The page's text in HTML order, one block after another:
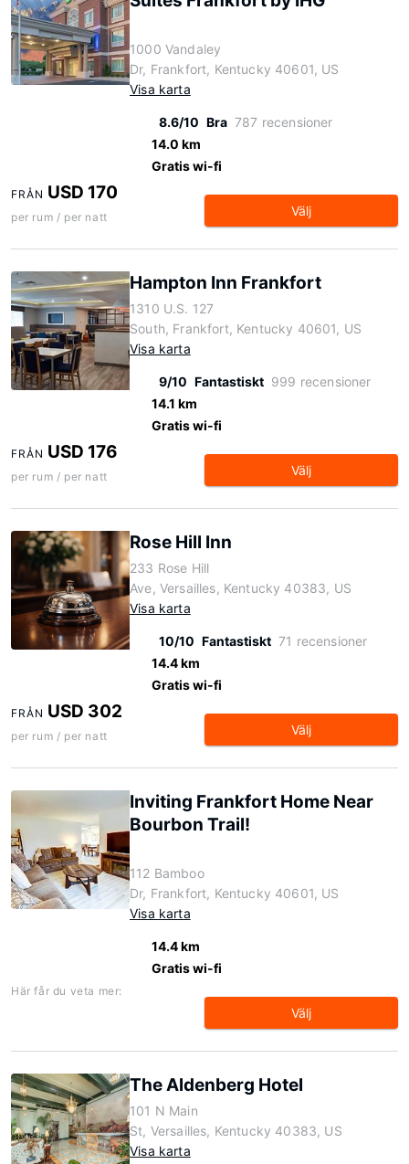
1000 Vandaley
Dr, Frankfort, Kentucky 40601, US
Visa karta
8.6/10 Bra 787 recensioner
14.0 km
Gratis wi-fi
FRÅN USD 170
per rum / per natt Välj
Hampton Inn Frankfort
1310 U.S. 127
South, Frankfort, Kentucky 40601, US
Visa karta
9/10 Fantastiskt 999 recensioner
14.1 km
Gratis wi-fi
FRÅN USD 176
per rum / per natt Välj
Rose Hill Inn
233 Rose Hill
Ave, Versailles, Kentucky 40383, US
Visa karta
10/10 Fantastiskt 71 recensioner
14.4 km
Gratis wi-fi
FRÅN USD 302
per rum / per natt Välj
Inviting Frankfort Home Near
Bourbon Trail!
112 Bamboo
Dr, Frankfort, Kentucky 40601, US
Visa karta
14.4 km
Gratis wi-fi
Här får du veta mer:
Välj
The Aldenberg Hotel
101 N Main
St, Versailles, Kentucky 40383, US
Visa karta